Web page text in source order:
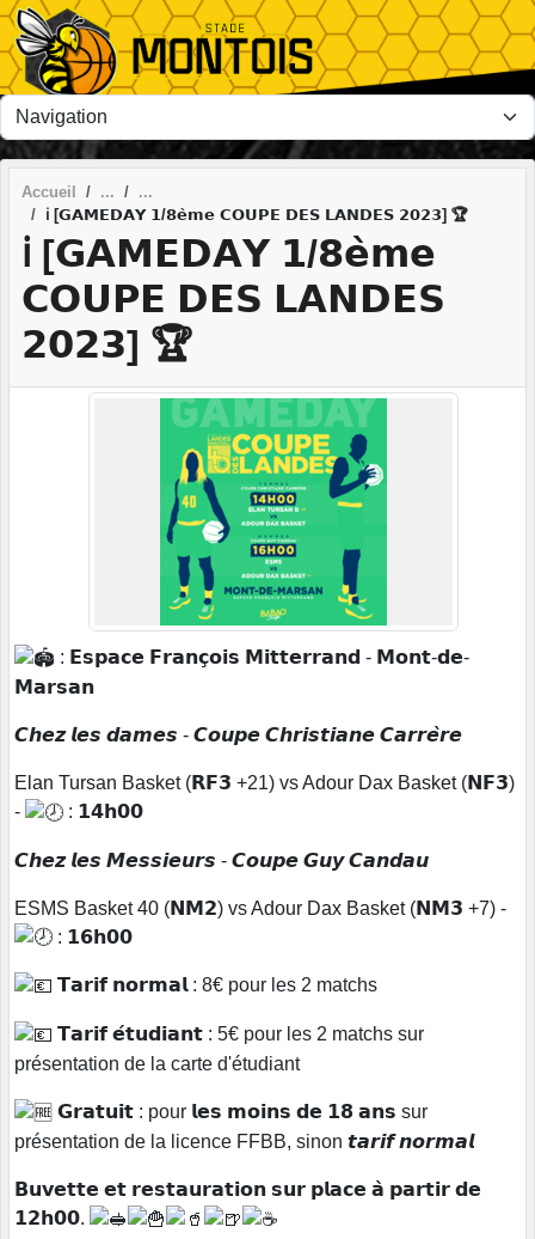
Accueil
ℹ️ [𝗚𝗔𝗠𝗘𝗗𝗔𝗬 𝟭/𝟴𝗲̀𝗺𝗲 𝗖𝗢𝗨𝗣𝗘 𝗗𝗘𝗦 𝗟𝗔𝗡𝗗𝗘𝗦 𝟮𝟬𝟮𝟯] 🏆
ℹ️ [𝗚𝗔𝗠𝗘𝗗𝗔𝗬 𝟭/𝟴𝗲̀𝗺𝗲
𝗖𝗢𝗨𝗣𝗘 𝗗𝗘𝗦 𝗟𝗔𝗡𝗗𝗘𝗦
𝟮𝟬𝟮𝟯] 🏆
: 𝗘𝘀𝗽𝗮𝗰𝗲 𝗙𝗿𝗮𝗻𝗰̧𝗼𝗶𝘀 𝗠𝗶𝘁𝘁𝗲𝗿𝗿𝗮𝗻𝗱 - 𝗠𝗼𝗻𝘁-𝗱𝗲-
𝗠𝗮𝗿𝘀𝗮𝗻
𝘾𝙝𝙚𝙯 𝙡𝙚𝙨 𝙙𝙖𝙢𝙚𝙨 - 𝘾𝙤𝙪𝙥𝙚 𝘾𝙝𝙧𝙞𝙨𝙩𝙞𝙖𝙣𝙚 𝘾𝙖𝙧𝙧𝙚̀𝙧𝙚
Elan Tursan Basket(𝗥𝗙𝟯 +21) vsAdour Dax Basket(𝗡𝗙𝟯)
-
: 𝟭𝟰𝗵𝟬𝟬
𝘾𝙝𝙚𝙯 𝙡𝙚𝙨 𝙈𝙚𝙨𝙨𝙞𝙚𝙪𝙧𝙨 - 𝘾𝙤𝙪𝙥𝙚 𝙂𝙪𝙮 𝘾𝙖𝙣𝙙𝙖𝙪
ESMS Basket 40 (𝗡𝗠𝟮) vsAdour Dax Basket(𝗡𝗠𝟯 +7) -
: 𝟭𝟲𝗵𝟬𝟬
𝗧𝗮𝗿𝗶𝗳 𝗻𝗼𝗿𝗺𝗮𝗹 : 8€ pour les 2 matchs
𝗧𝗮𝗿𝗶𝗳 𝗲́𝘁𝘂𝗱𝗶𝗮𝗻𝘁 : 5€ pour les 2 matchs sur
présentation de la carte d'étudiant
𝗚𝗿𝗮𝘁𝘂𝗶𝘁 : pour 𝗹𝗲𝘀 𝗺𝗼𝗶𝗻𝘀 𝗱𝗲 𝟭𝟴 𝗮𝗻𝘀 sur
présentation de la licence FFBB, sinon 𝙩𝙖𝙧𝙞𝙛 𝙣𝙤𝙧𝙢𝙖𝙡
𝗕𝘂𝘃𝗲𝘁𝘁𝗲 𝗲𝘁 𝗿𝗲𝘀𝘁𝗮𝘂𝗿𝗮𝘁𝗶𝗼𝗻 𝘀𝘂𝗿 𝗽𝗹𝗮𝗰𝗲 𝗮̀ 𝗽𝗮𝗿𝘁𝗶𝗿 𝗱𝗲
𝟭𝟮𝗵𝟬𝟬.
Panneau de gestion des cookies